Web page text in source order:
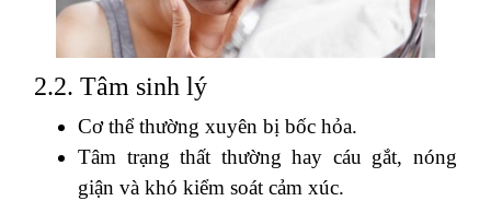
2.2. Tâm sinh lý
Cơ thể thường xuyên bị bốc hỏa.
Tâm trạng thất thường hay cáu gắt, nóng
giận và khó kiểm soát cảm xúc.